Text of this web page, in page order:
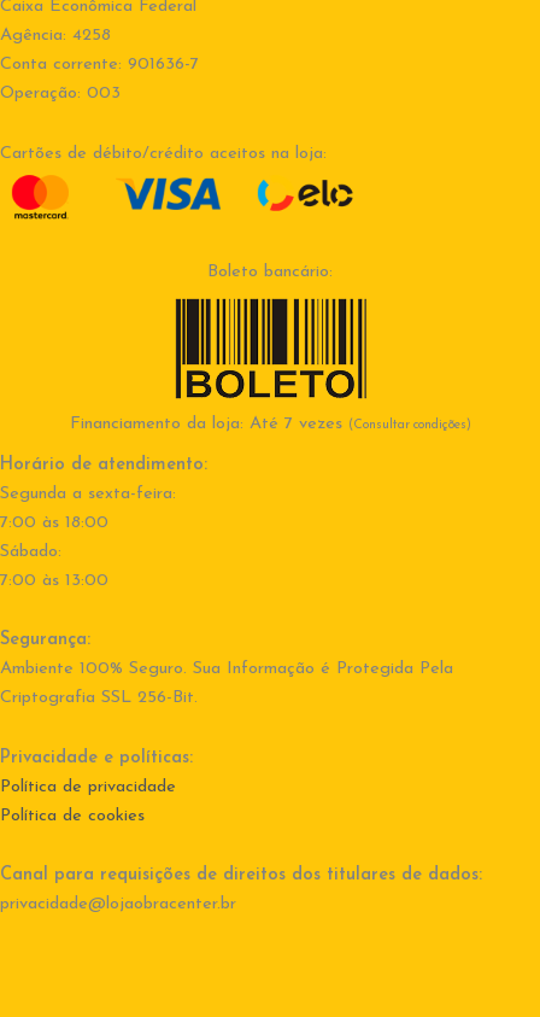
Caixa Econômica Federal
Agência: 4258
Conta corrente: 901636-7
Operação: 003
Cartões de débito/crédito aceitos na loja:
Boleto bancário:
Financiamento da loja: Até 7 vezes (Consultar condições)
Horário de atendimento:
Segunda a sexta-feira:
7:00 às 18:00
Sábado:
7:00 às 13:00
Segurança:
Ambiente 100% Seguro. Sua Informação é Protegida Pela
Criptografia SSL 256-Bit.
Privacidade e políticas:
Política de privacidade
Política de cookies
Canal para requisições de direitos dos titulares de dados:
privacidade@lojaobracenter.br